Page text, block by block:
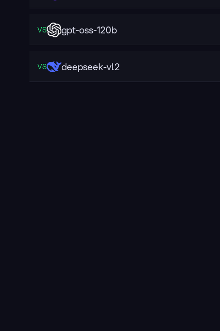
VS gpt-oss-120b
VS deepseek-vl2